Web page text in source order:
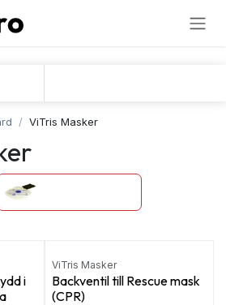
ViTris Masker
i
ViTris Masker
Backventil till Rescue mask
(CPR)